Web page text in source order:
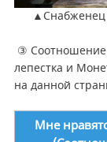
▲Снабженец
③ Соотношение
лепестка и
на данной
Мне